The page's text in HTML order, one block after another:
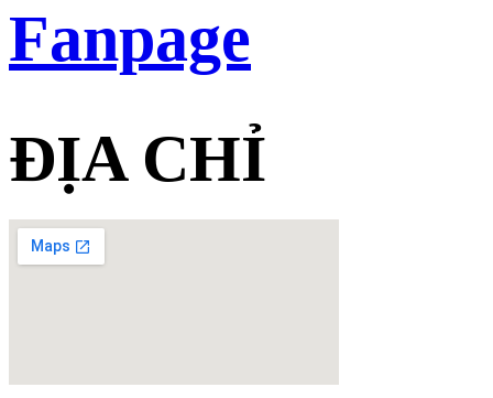
Fanpage
ĐỊA CHỈ